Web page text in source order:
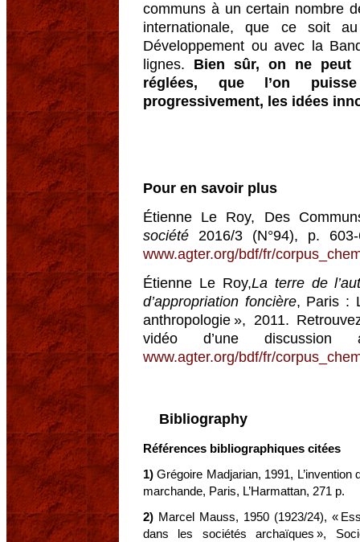
communs à un certain nombre
internationale, que ce soit
Développement ou avec la
lignes. Bien sûr, on ne peut
réglées, que l’on
progressivement, les idées
Pour en savoir plus
Étienne Le Roy, Des
société 2016/3 (N°94), p.
www.agter.org/bdf/fr/
Étienne Le Roy,La terre de
d’appropriation foncière, Paris :
anthropologie », 2011.
vidéo d’une
www.agter.org/bdf/fr/
Bibliography
Références bibliographiques citées
1) Grégoire Madjarian, 1991,
marchande, Paris, L’Harmattan, 271 p.
2) Marcel Mauss, 1950 (1923/24), «
dans les sociétés archaïques »,